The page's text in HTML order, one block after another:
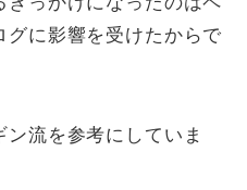
グに影響を受けたからで
流を参考にしていま